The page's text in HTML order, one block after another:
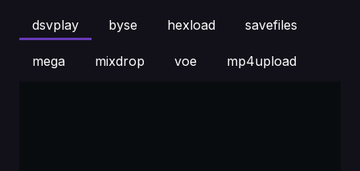
dsvplay byse hexload savefiles
mega mixdrop voe mp4upload